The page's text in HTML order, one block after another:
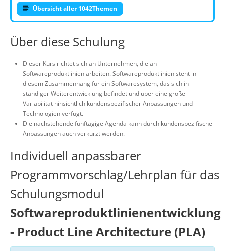
Übersicht aller 1042Themen
Über diese Schulung
Dieser Kurs richtet sich an Unternehmen, die an
Softwareproduktlinien arbeiten. Softwareproduktlinien steht in
diesem Zusammenhang für ein Softwaresystem, das sich in
ständiger Weiterentwicklung befindet und über eine große
Variabilität hinsichtlich kundenspezifischer Anpassungen und
Technologien verfügt.
Die nachstehende fünftägige Agenda kann durch kundenspezifische
Anpassungen auch verkürzt werden.
Individuell anpassbarer
Programmvorschlag/Lehrplan für das
Schulungsmodul
Softwareproduktlinienentwicklung
- Product Line Architecture (PLA)